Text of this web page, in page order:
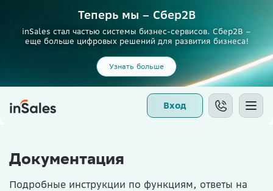
Теперь мы – Сбер2B
inSales стал частью системы бизнес-сервисов. Сбер2В –
еще больше цифровых решений для развития бизнеса!
Узнать больше
Вход
Документация
Подробные инструкции по функциям, ответы на